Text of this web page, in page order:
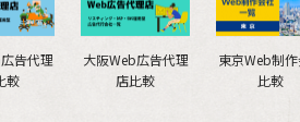
告代理
較
大阪Web広告代理
店比較
東京Web制
比較